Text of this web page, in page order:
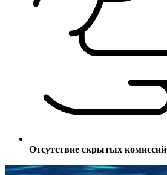
Отсутствие скрытых комиссий